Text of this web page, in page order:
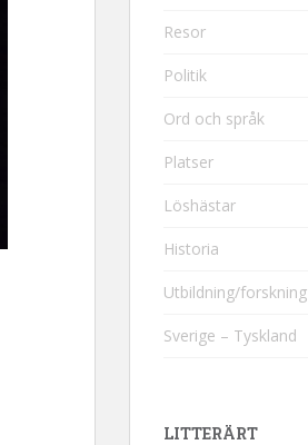
Resor
Politik
Ord och språk
Platser
Löshästar
Historia
Utbildning/forskning
Sverige – Tyskland
LITTERÄRT